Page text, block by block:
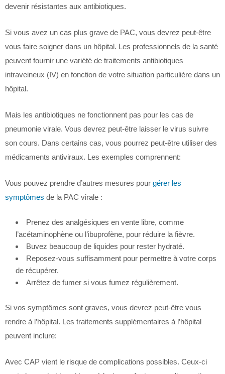
devenir résistantes aux antibiotiques.
Si vous avez un cas plus grave de PAC, vous devrez peut-être
vous faire soigner dans un hôpital. Les professionnels de la santé
peuvent fournir une variété de traitements antibiotiques
intraveineux (IV) en fonction de votre situation particulière dans un
hôpital.
Mais les antibiotiques ne fonctionnent pas pour les cas de
pneumonie virale. Vous devrez peut-être laisser le virus suivre
son cours. Dans certains cas, vous pourrez peut-être utiliser des
médicaments antiviraux. Les exemples comprennent:
Vous pouvez prendre d’autres mesures pour gérer les
symptômes de la PAC virale :
Prenez des analgésiques en vente libre, comme
l’acétaminophène ou l’ibuprofène, pour réduire la fièvre.
Buvez beaucoup de liquides pour rester hydraté.
Reposez-vous suffisamment pour permettre à votre corps
de récupérer.
Arrêtez de fumer si vous fumez régulièrement.
Si vos symptômes sont graves, vous devrez peut-être vous
rendre à l’hôpital. Les traitements supplémentaires à l’hôpital
peuvent inclure:
Avec CAP vient le risque de complications possibles. Ceux-ci